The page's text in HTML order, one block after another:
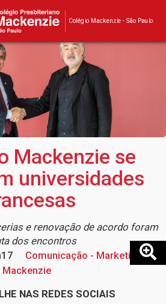
Colégio Mackenzie - São Paulo
Mackenzie se
universidades
e renovação de acordo foram
dos encontros
Comunicação - Marketing
Mackenzie
NAS REDES SOCIAIS